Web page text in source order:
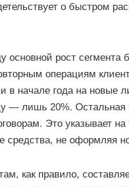
о быстром
основной рост сегмента
операциям
в начале года на новые
— лишь 20%.
Это указывает
средства, не оформляя
как правило,